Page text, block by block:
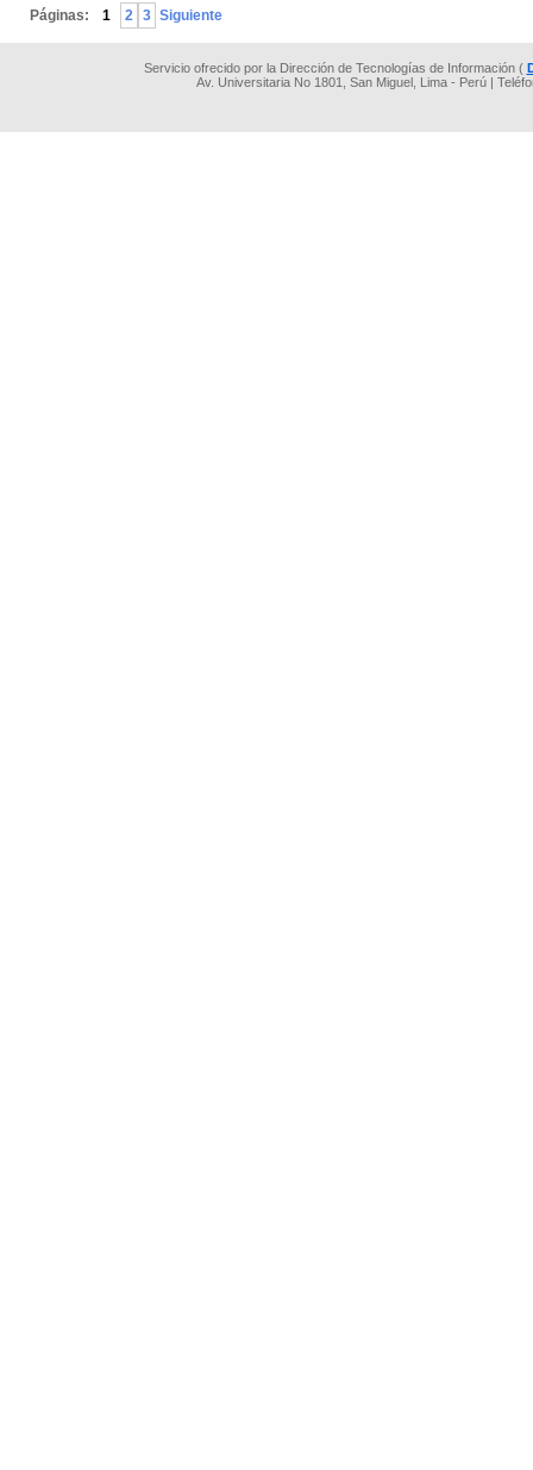
Páginas: 1 2 3 Siguiente
Servicio ofrecido por la Dirección de Tecnologías de Información (
Av. Universitaria No 1801, San Miguel, Lima - Perú |